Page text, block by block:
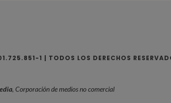
1 | TODOS LOS DERECHOS
, Corporación de medios no comercial